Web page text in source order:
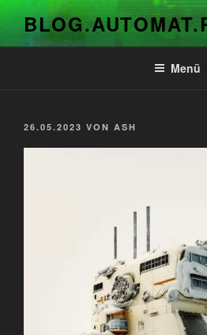
Zum
Inhalt
springen
Menü
VERÖFFENTLICHT
26.05.2023 VON ASH